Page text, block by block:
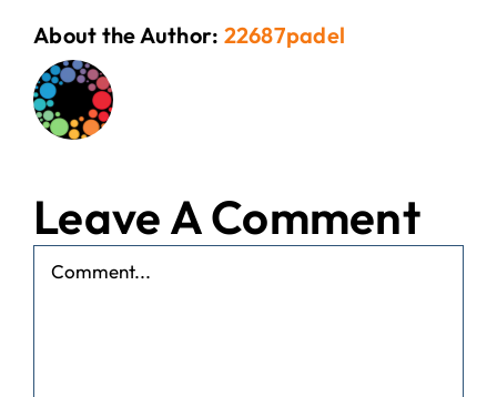
About the Author: 22687padel
Leave A Comment
Comment